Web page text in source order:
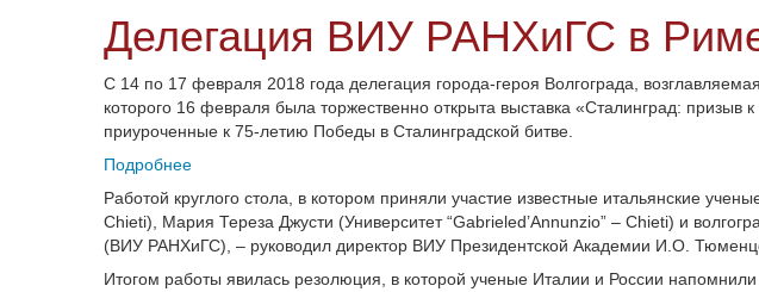
Делегация ВИУ РАНХиГС в
С 14 по 17 февраля 2018 года делегация города-героя Волгограда,
которого 16 февраля была торжественно открыта выставка «Сталинград:
приуроченные к 75-летию Победы в Сталинградской битве.
Подробнее
Работой круглого стола, в котором приняли участие известные итальянские
Chieti), Мария Тереза Джусти (Университет “Gabrieled’Annunzio” – Chieti) и
(ВИУ РАНХиГС), – руководил директор ВИУ Президентской Академии И.О.
Итогом работы явилась резолюция, в которой ученые Италии и России